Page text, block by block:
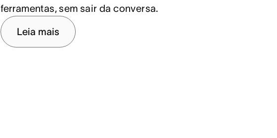
ferramentas, sem sair da conversa.
Leia mais